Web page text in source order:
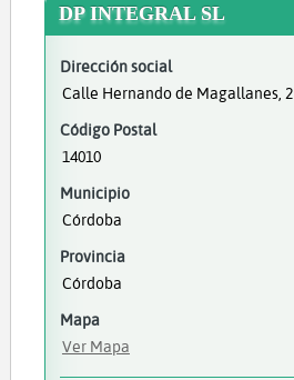
DP INTEGRAL SL
Dirección social
Calle Hernando de Magallanes, 2
Código Postal
14010
Municipio
Córdoba
Provincia
Córdoba
Mapa
Ver Mapa